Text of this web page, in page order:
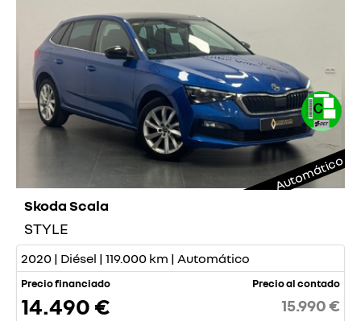
Automático
Skoda Scala
STYLE
2020 | Diésel | 119.000 km | Automático
Precio financiado
14.490 €
Precio al contado
15.990 €